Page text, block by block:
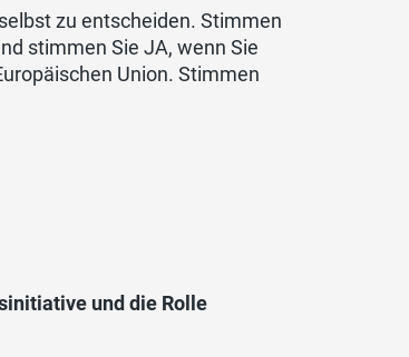
zu entscheiden. Stimmen
stimmen Sie JA, wenn Sie
Union. Stimmen
und die Rolle